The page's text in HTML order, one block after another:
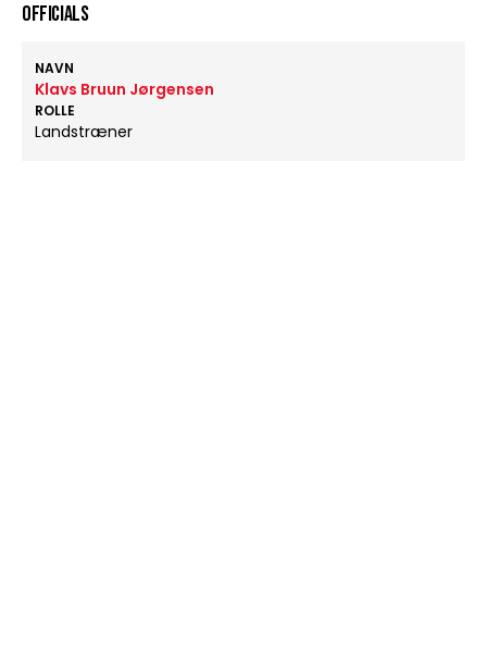
OFFICIALS
NAVN
Klavs Bruun Jørgensen
ROLLE
Landstræner